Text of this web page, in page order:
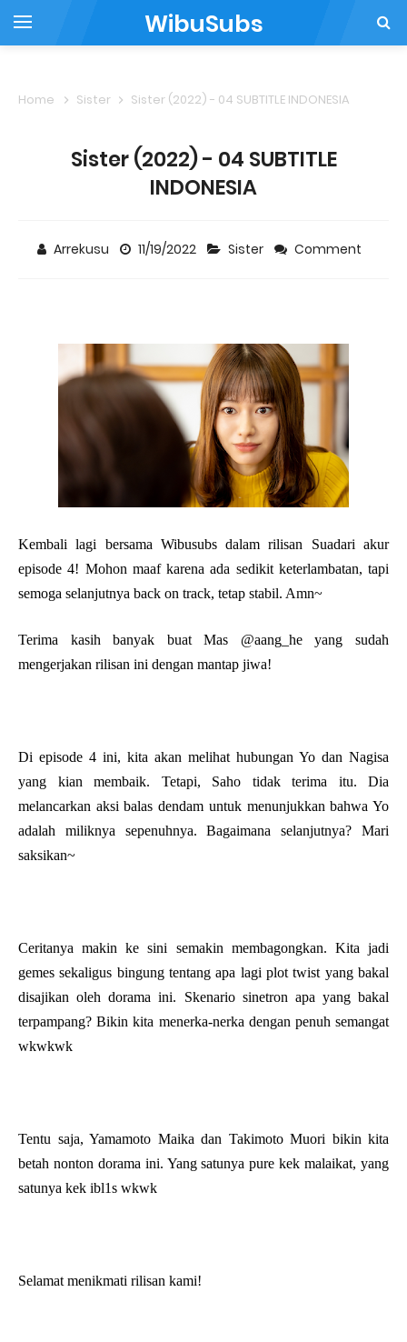
WibuSubs
Home Sister Sister (2022) - 04 SUBTITLE INDONESIA
Sister (2022) - 04 SUBTITLE
INDONESIA
Arrekusu 11/19/2022 Sister Comment
Kembali lagi bersama Wibusubs dalam rilisan Suadari akur
episode 4! Mohon maaf karena ada sedikit keterlambatan, tapi
semoga selanjutnya back on track, tetap stabil. Amn~
Terima kasih banyak buat Mas @aang_he yang sudah
mengerjakan rilisan ini dengan mantap jiwa!
Di episode 4 ini, kita akan melihat hubungan Yo dan Nagisa
yang kian membaik. Tetapi, Saho tidak terima itu. Dia
melancarkan aksi balas dendam untuk menunjukkan bahwa Yo
adalah miliknya sepenuhnya. Bagaimana selanjutnya? Mari
saksikan~
Ceritanya makin ke sini semakin membagongkan. Kita jadi
gemes sekaligus bingung tentang apa lagi plot twist yang bakal
disajikan oleh dorama ini. Skenario sinetron apa yang bakal
terpampang? Bikin kita menerka-nerka dengan penuh semangat
wkwkwk
Tentu saja, Yamamoto Maika dan Takimoto Muori bikin kita
betah nonton dorama ini. Yang satunya pure kek malaikat, yang
satunya kek ibl1s wkwk
Selamat menikmati rilisan kami!